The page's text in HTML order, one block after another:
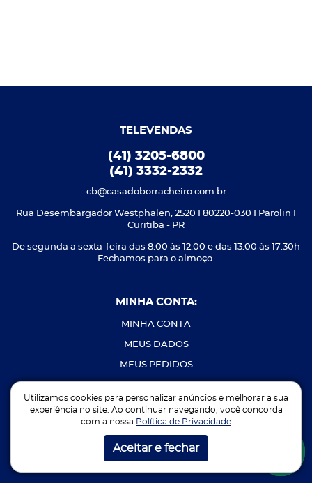
TELEVENDAS
(41) 3205-6800
(41) 3332-2332
cb@casadoborracheiro.com.br
Rua Desembargador Westphalen, 2520 I 80220-030 I Parolin I
Curitiba - PR
De segunda a sexta-feira das 8:00 às 12:00 e das 13:00 às 17:30h
Fechamos para o almoço.
MINHA CONTA:
MINHA CONTA
MEUS DADOS
MEUS PEDIDOS
LOGIN / CADASTRE-SE
NEWSLETTER
Utilizamos cookies para personalizar anúncios e melhorar a sua
experiência no site. Ao continuar navegando, você concorda
com a nossa Política de Privacidade
Aceitar e fechar